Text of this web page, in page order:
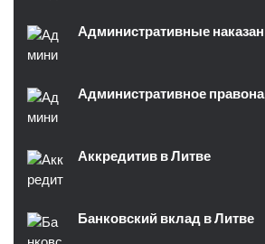
Административные
Административное
Аккредитив в Литве
Банковский вклад в Литве